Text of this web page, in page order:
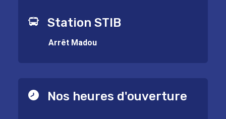
Station STIB
Arrêt Madou
Nos heures d'ouverture